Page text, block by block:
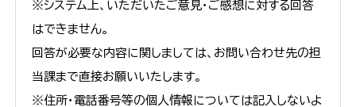
※システム上、いただいたご意見・ご感想に対する回答
はできません。
回答が必要な内容に関しましては、お問い合わせ先の担
当課まで直接お願いいたします。
※住所・電話番号等の個人情報については記入しないよ